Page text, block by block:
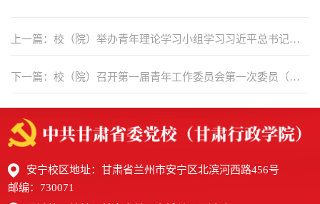
上一篇：校（院）举办青年理论学习小组学习习近平总书记视
下一篇：校（院）召开第一届青年工作委员会第一次委员（扩
安宁校区地址：甘肃省兰州市安宁区北滨河西路456号
邮编：730071